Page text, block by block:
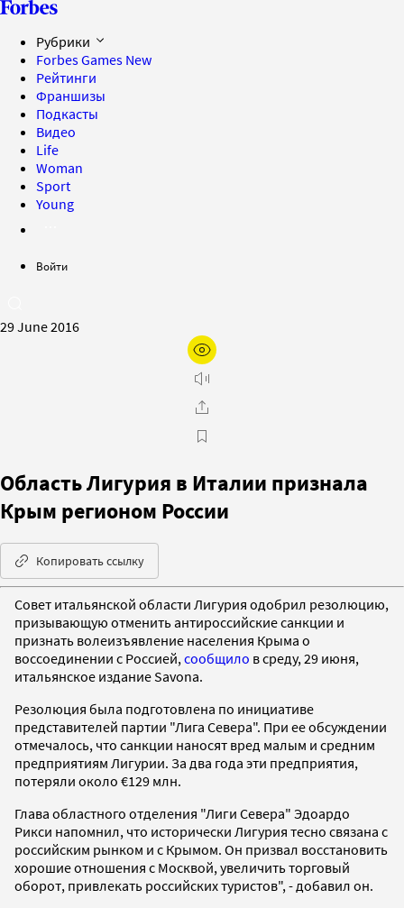
Рубрики
Forbes Games New
Рейтинги
Франшизы
Подкасты
Видео
Life
Woman
Sport
Young
Войти
29 June 2016
Область Лигурия в Италии признала
Крым регионом России
Копировать ссылку
Совет итальянской области Лигурия одобрил резолюцию,
призывающую отменить антироссийские санкции и
признать волеизъявление населения Крыма о
воссоединении с Россией, сообщило в среду, 29 июня,
итальянское издание Savona.
Резолюция была подготовлена по инициативе
представителей партии "Лига Севера". При ее обсуждении
отмечалось, что санкции наносят вред малым и средним
предприятиям Лигурии. За два года эти предприятия,
потеряли около €129 млн.
Глава областного отделения "Лиги Севера" Эдоардо
Рикси напомнил, что исторически Лигурия тесно связана с
российским рынком и с Крымом. Он призвал восстановить
хорошие отношения с Москвой, увеличить торговый
оборот, привлекать российских туристов", - добавил он.